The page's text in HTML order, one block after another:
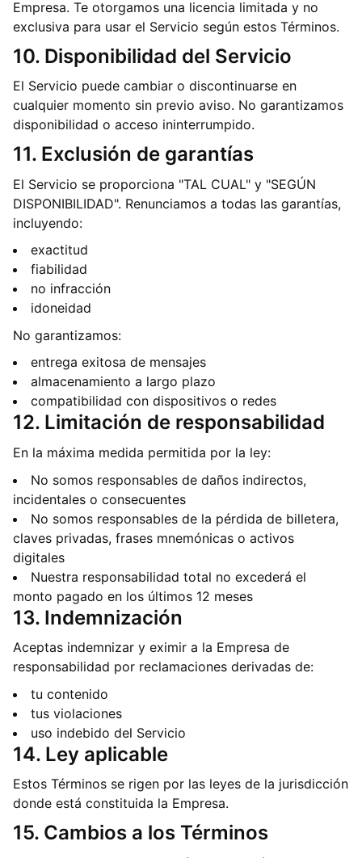
Empresa. Te otorgamos una licencia limitada y no
exclusiva para usar el Servicio según estos Términos.
10. Disponibilidad del Servicio
El Servicio puede cambiar o discontinuarse en
cualquier momento sin previo aviso. No garantizamos
disponibilidad o acceso ininterrumpido.
11. Exclusión de garantías
El Servicio se proporciona "TAL CUAL" y "SEGÚN
DISPONIBILIDAD". Renunciamos a todas las garantías,
incluyendo:
exactitud
fiabilidad
no infracción
idoneidad
No garantizamos:
entrega exitosa de mensajes
almacenamiento a largo plazo
compatibilidad con dispositivos o redes
12. Limitación de responsabilidad
En la máxima medida permitida por la ley:
No somos responsables de daños indirectos,
incidentales o consecuentes
No somos responsables de la pérdida de billetera,
claves privadas, frases mnemónicas o activos
digitales
Nuestra responsabilidad total no excederá el
monto pagado en los últimos 12 meses
13. Indemnización
Aceptas indemnizar y eximir a la Empresa de
responsabilidad por reclamaciones derivadas de:
tu contenido
tus violaciones
uso indebido del Servicio
14. Ley aplicable
Estos Términos se rigen por las leyes de la jurisdicción
donde está constituida la Empresa.
15. Cambios a los Términos